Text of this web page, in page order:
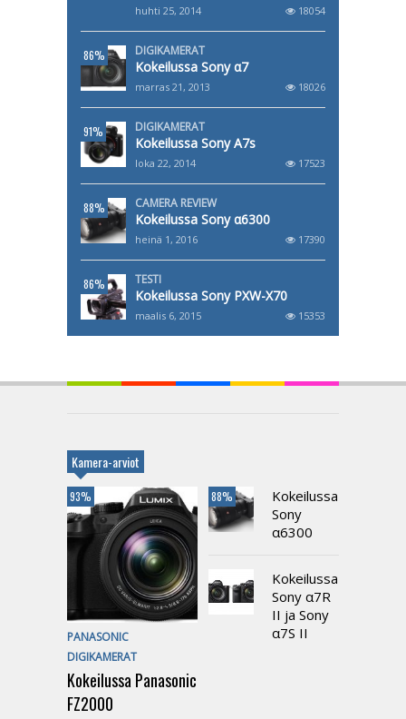
huhti 25, 2014 18054
86% DIGIKAMERAT
Kokeilussa Sony α7
marras 21, 2013 18026
91% DIGIKAMERAT
Kokeilussa Sony A7s
loka 22, 2014 17523
88% CAMERA REVIEW
Kokeilussa Sony α6300
heinä 1, 2016 17390
86% TESTI
Kokeilussa Sony PXW-X70
maalis 6, 2015 15353
Kamera-arviot
93%
PANASONIC
DIGIKAMERAT
Kokeilussa Panasonic
FZ2000
88%
Kokeilussa
Sony
α6300
Kokeilussa
Sony α7R
II ja Sony
α7S II